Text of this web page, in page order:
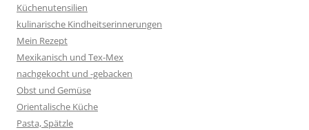
Küchenutensilien
kulinarische Kindheitserinnerungen
Mein Rezept
Mexikanisch und Tex-Mex
nachgekocht und -gebacken
Obst und Gemüse
Orientalische Küche
Pasta, Spätzle